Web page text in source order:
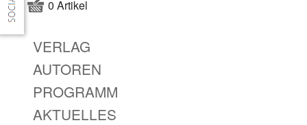
0 Artikel
VERLAG
AUTOREN
PROGRAMM
AKTUELLES